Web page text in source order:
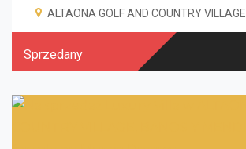
ALTAONA GOLF AND COUNTRY VILLAGE
Sprzedany